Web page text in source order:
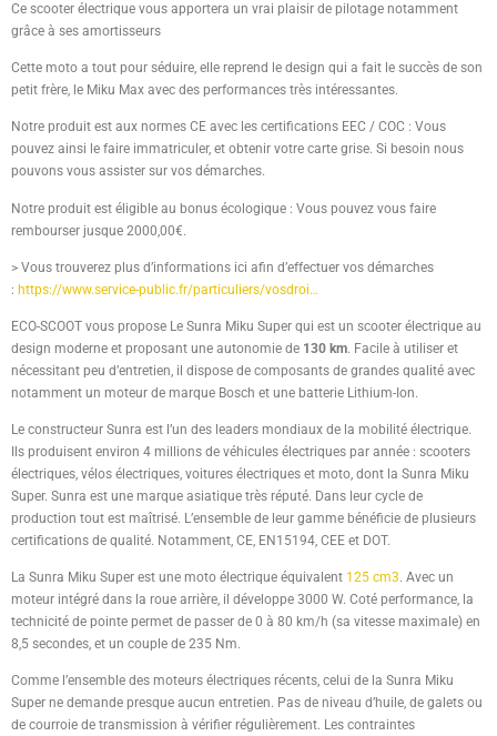
Ce scooter électrique vous apportera un vrai plaisir de pilotage notamment
grâce à ses amortisseurs
Cette moto a tout pour séduire, elle reprend le design qui a fait le succès de son
petit frère, le Miku Max avec des performances très intéressantes.
Notre produit est aux normes CE avec les certifications EEC / COC : Vous
pouvez ainsi le faire immatriculer, et obtenir votre carte grise. Si besoin nous
pouvons vous assister sur vos démarches.
Notre produit est éligible au bonus écologique : Vous pouvez vous faire
rembourser jusque 2000,00€.
> Vous trouverez plus d’informations ici afin d’effectuer vos démarches
: https://www.service-public.fr/particuliers/vosdroi…
ECO-SCOOT vous propose Le Sunra Miku Super qui est un scooter électrique au
design moderne et proposant une autonomie de 130 km. Facile à utiliser et
nécessitant peu d’entretien, il dispose de composants de grandes qualité avec
notamment un moteur de marque Bosch et une batterie Lithium-Ion.
Le constructeur Sunra est l’un des leaders mondiaux de la mobilité électrique.
Ils produisent environ 4 millions de véhicules électriques par année : scooters
électriques, vélos électriques, voitures électriques et moto, dont la Sunra Miku
Super. Sunra est une marque asiatique très réputé. Dans leur cycle de
production tout est maîtrisé. L’ensemble de leur gamme bénéficie de plusieurs
certifications de qualité. Notamment, CE, EN15194, CEE et DOT.
La Sunra Miku Super est une moto électrique équivalent 125 cm3. Avec un
moteur intégré dans la roue arrière, il développe 3000 W. Coté performance, la
technicité de pointe permet de passer de 0 à 80 km/h (sa vitesse maximale) en
8,5 secondes, et un couple de 235 Nm.
Comme l’ensemble des moteurs électriques récents, celui de la Sunra Miku
Super ne demande presque aucun entretien. Pas de niveau d’huile, de galets ou
de courroie de transmission à vérifier régulièrement. Les contraintes